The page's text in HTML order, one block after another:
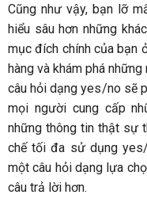
Cũng như vậy, bạn lỡ
hiểu sâu hơn những
mục đích chính của bạn
hàng và khám phá
câu hỏi dạng yes/no sẽ
mọi người cung cấp
những thông tin thật sự
chế tối đa sử dụng
một câu hỏi dạng lựa
câu trả lời hơn.